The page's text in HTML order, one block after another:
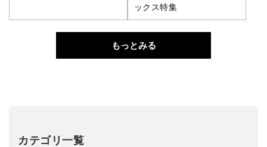
ックス特集
もっとみる
カテゴリ一覧